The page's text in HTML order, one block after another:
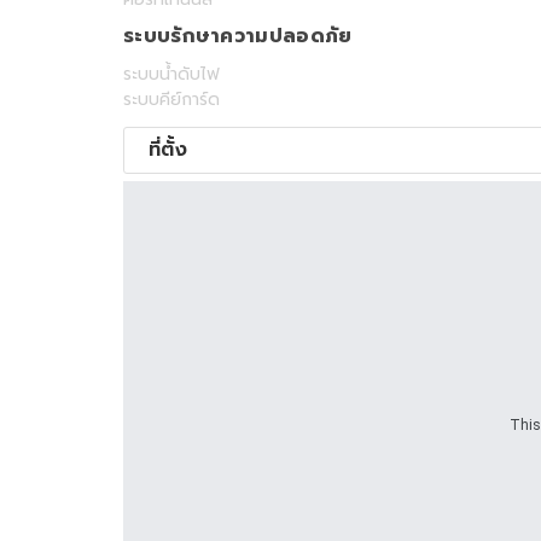
ระบบรักษาความปลอดภัย
ระบบน้ำดับไฟ
ระบบคีย์การ์ด
ที่ตั้ง